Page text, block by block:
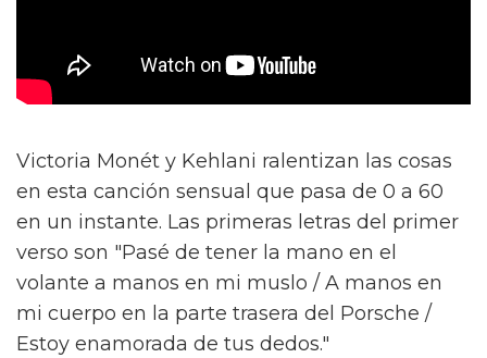
Victoria Monét y Kehlani ralentizan las cosas
en esta canción sensual que pasa de 0 a 60
en un instante. Las primeras letras del primer
verso son "Pasé de tener la mano en el
volante a manos en mi muslo / A manos en
mi cuerpo en la parte trasera del Porsche /
Estoy enamorada de tus dedos."